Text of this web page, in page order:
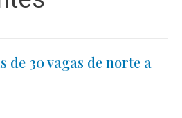
de 30 vagas de norte a